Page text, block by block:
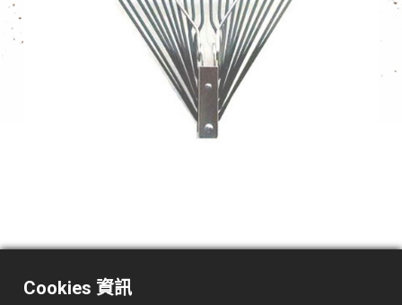
產品特色 :
Cookies 資訊